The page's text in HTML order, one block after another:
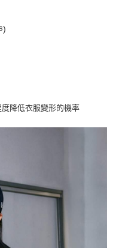
)
降低衣服變形的機率